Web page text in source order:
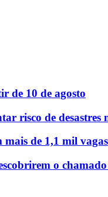
de 10 de agosto
risco de desastres
de 1,1 mil vagas
o chamado